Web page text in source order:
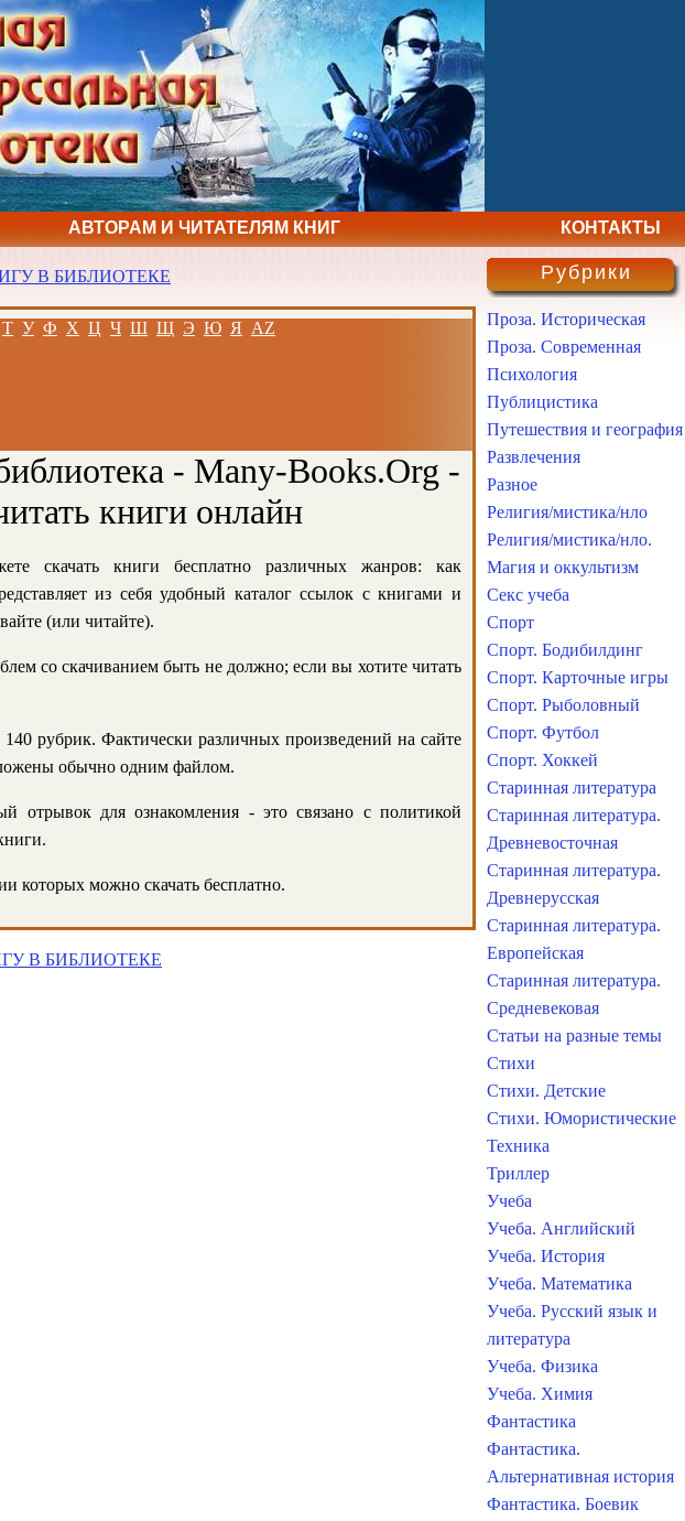
АВТОРАМ И ЧИТАТЕЛЯМ КНИГ КОНТАКТЫ
В БИБЛИОТЕКЕ
Т У Ф Х Ц Ч Ш Щ Э Ю Я AZ
- Many-Books.Org -
книги онлайн
скачать книги бесплатно различных жанров: как
из себя удобный каталог ссылок с книгами и
(или читайте).
со скачиванием быть не должно; если вы хотите читать
рубрик. Фактически различных произведений на сайте
обычно одним файлом.
отрывок для ознакомления - это связано с политикой
которых можно скачать бесплатно.
В БИБЛИОТЕКЕ
Рубрики
Проза. Историческая
Проза. Современная
Психология
Публицистика
Путешествия и география
Развлечения
Разное
Религия/мистика/нло
Религия/мистика/нло.
Магия и оккультизм
Секс учеба
Спорт
Спорт. Бодибилдинг
Спорт. Карточные игры
Спорт. Рыболовный
Спорт. Футбол
Спорт. Хоккей
Старинная литература
Старинная литература.
Древневосточная
Старинная литература.
Древнерусская
Старинная литература.
Европейская
Старинная литература.
Средневековая
Статьи на разные темы
Стихи
Стихи. Детские
Стихи. Юмористические
Техника
Триллер
Учеба
Учеба. Английский
Учеба. История
Учеба. Математика
Учеба. Русский язык и
литература
Учеба. Физика
Учеба. Химия
Фантастика
Фантастика.
Альтернативная история
Фантастика. Боевик